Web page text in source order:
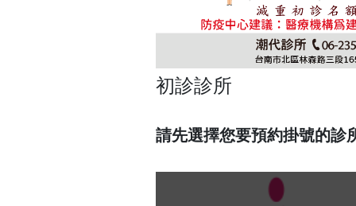
初診診所
請先選擇您要預約掛號的診